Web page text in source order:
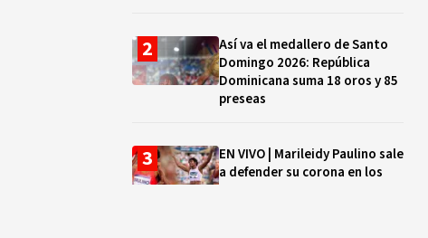
Así va el medallero de Santo
Domingo 2026: República
Dominicana suma 18 oros y 85
preseas
EN VIVO | Marileidy Paulino sale
a defender su corona en los